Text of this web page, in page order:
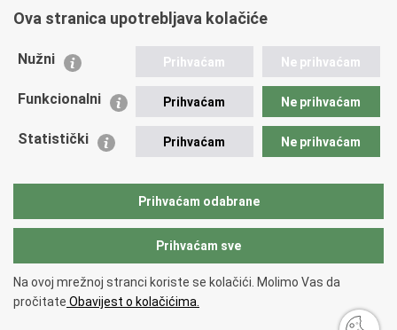
Ministarstvo unutarnjih poslova RH
Nestale osobe u Domovinskom ratu (Ministarstvo hrvatskih
Ministarstvo znanosti i obrazovanja
Povratak na vrh
Copyright © 2026 Nestali.Uvjeti korištenja
Ova stranica upotrebljava kolačiće
Nužni Prihvaćam Ne prihvaćam
Funkcionalni Prihvaćam Ne prihvaćam
Statistički Prihvaćam Ne prihvaćam
Prihvaćam odabrane
Prihvaćam sve
Na ovoj mrežnoj stranci koriste se kolačići. Molimo Vas da
pročitate Obavijest o kolačićima.